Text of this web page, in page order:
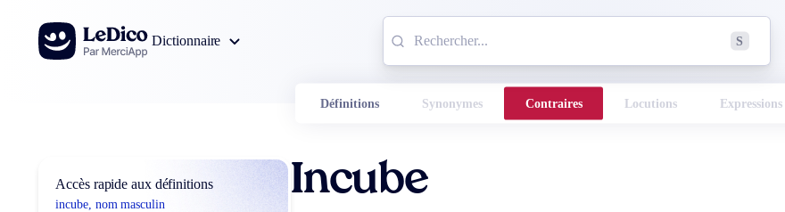
Aller au contenu
Dictionnaire
S
Définitions Synonymes Contraires Locutions Expressions
Accès rapide aux définitions
incube, nom masculin
Incube